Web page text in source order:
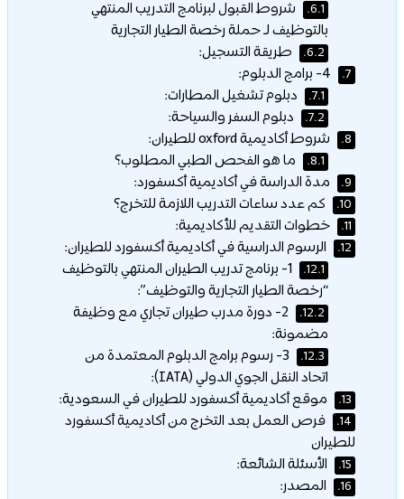
6.1.
شروط القبول لبرنامج التدريب المنتهي
بالتوظيف لـ حملة رخصة الطيار التجارية
6.2. طريقة التسجيل:
7.
7.1. دبلوم تشغيل المطارات:
7.2. دبلوم السفر والسياحة:
8. شروط أكاديمية oxford للطيران:
8.1. ما هو الفحص الطبي المطلوب؟
9. مدة الدراسة في أكاديمية أكسفورد:
10. كم عدد ساعات التدريب اللازمة للتخرج؟
11. خطوات التقديم للأكاديمية:
12. الرسوم الدراسية في أكاديمية أكسفورد للطيران:
12.1.
1- برنامج تدريب الطيران المنتهي بالتوظيف
“رخصة الطيار التجارية والتوظيف”:
12.2.
2- دورة مدرب طيران تجاري مع وظيفة
مضمونة:
12.3.
3- رسوم برامج الدبلوم المعتمدة من
اتحاد النقل الجوي الدولي (IATA):
13. موقع أكاديمية أكسفورد للطيران في السعودية:
14.
فرص العمل بعد التخرج من أكاديمية أكسفورد
للطيران
15. الأسئلة الشائعة:
16. المصدر: